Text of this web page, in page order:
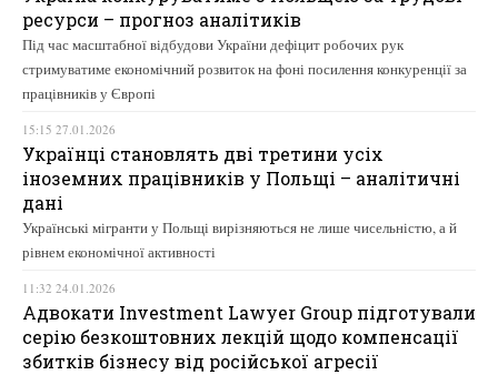
ресурси – прогноз аналітиків
Під час масштабної відбудови України дефіцит робочих рук
стримуватиме економічний розвиток на фоні посилення конкуренції за
працівників у Європі
15:15 27.01.2026
Українці становлять дві третини усіх
іноземних працівників у Польщі – аналітичні
дані
Українські мігранти у Польщі вирізняються не лише чисельністю, а й
рівнем економічної активності
11:32 24.01.2026
Адвокати Investment Lawyer Group підготували
серію безкоштовних лекцій щодо компенсації
збитків бізнесу від російської агресії